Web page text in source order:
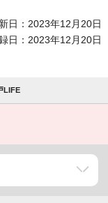
日：2023年12月20日
日：2023年12月20日
LIFE